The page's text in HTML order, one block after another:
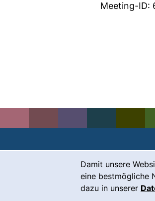
Damit unsere
eine bestmögliche
dazu in unserer
Meeting-ID: